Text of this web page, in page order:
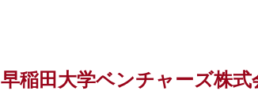
早稲田大学ベンチャーズ株式